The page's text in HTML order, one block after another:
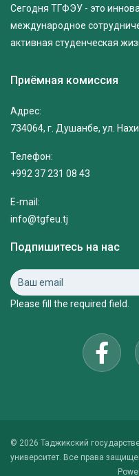
Сегодня ТГФЭУ - это
международное
активная студенческая
Приёмная комиссия
Адрес:
734064, г. Душанбе, ул.
Телефон:
+992 37 231 08 43
E-mail:
info@tgfeu.tj
Подпишитесь на нас
Please fill the required field.
© 2026 Таджикский
университет. Все права